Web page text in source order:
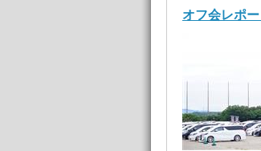
オフ会レポ